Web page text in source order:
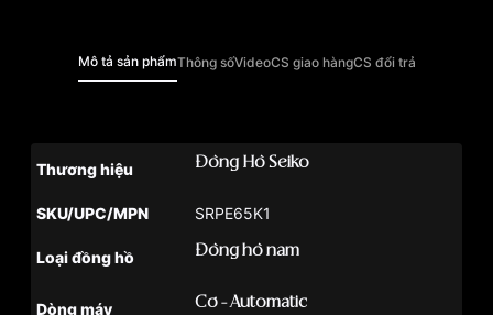
Mô tả sản phẩmThông sốVideoCS giao hàngCS đổi trả
Thương hiệu Đồng Hồ Seiko
SKU/UPC/MPN SRPE65K1
Loại đồng hồ Đồng hồ nam
Dòng máy Cơ - Automatic